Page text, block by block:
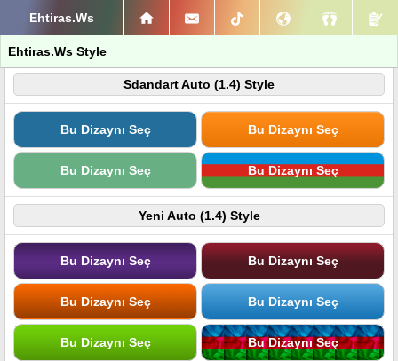
Ehtiras.Ws
Ehtiras.Ws Style
Sdandart Auto (1.4) Style
Bu Dizaynı Seç Bu Dizaynı Seç
Bu Dizaynı Seç Bu Dizaynı Seç
Yeni Auto (1.4) Style
Bu Dizaynı Seç Bu Dizaynı Seç
Bu Dizaynı Seç Bu Dizaynı Seç
Bu Dizaynı Seç Bu Dizaynı Seç